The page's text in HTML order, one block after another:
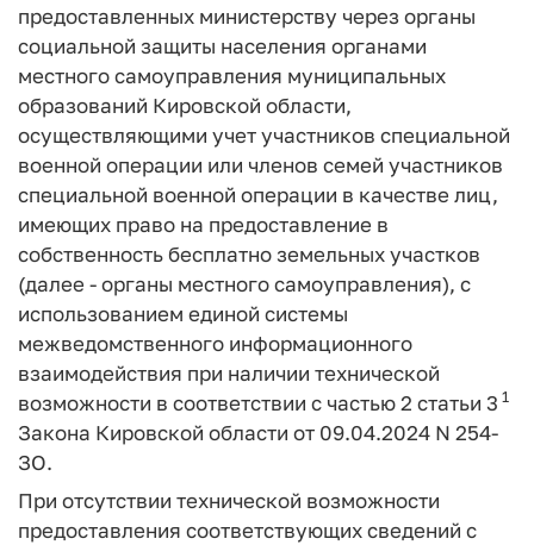
предоставленных министерству через органы
социальной защиты населения органами
местного самоуправления муниципальных
образований Кировской области,
осуществляющими учет участников специальной
военной операции или членов семей участников
специальной военной операции в качестве лиц,
имеющих право на предоставление в
собственность бесплатно земельных участков
(далее - органы местного самоуправления), с
использованием единой системы
межведомственного информационного
взаимодействия при наличии технической
возможности в соответствии с частью 2 статьи 3 1
Закона Кировской области от 09.04.2024 N 254-
ЗО.
При отсутствии технической возможности
предоставления соответствующих сведений с